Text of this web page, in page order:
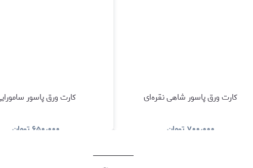
کارت ورق پاسور شاهی نقره‌ای
۷۰۰٫۰۰۰ تومان
کارت ورق پاسور
۶۵۰٫۰۰۰ تومان